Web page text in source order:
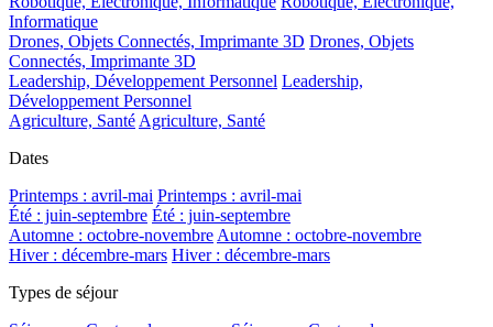
Informatique
Drones, Objets Connectés, Imprimante 3D Drones, Objets
Connectés, Imprimante 3D
Leadership, Développement Personnel Leadership,
Développement Personnel
Agriculture, Santé Agriculture, Santé
Dates
Printemps : avril-mai Printemps : avril-mai
Été : juin-septembre Été : juin-septembre
Automne : octobre-novembre Automne : octobre-novembre
Hiver : décembre-mars Hiver : décembre-mars
Types de séjour